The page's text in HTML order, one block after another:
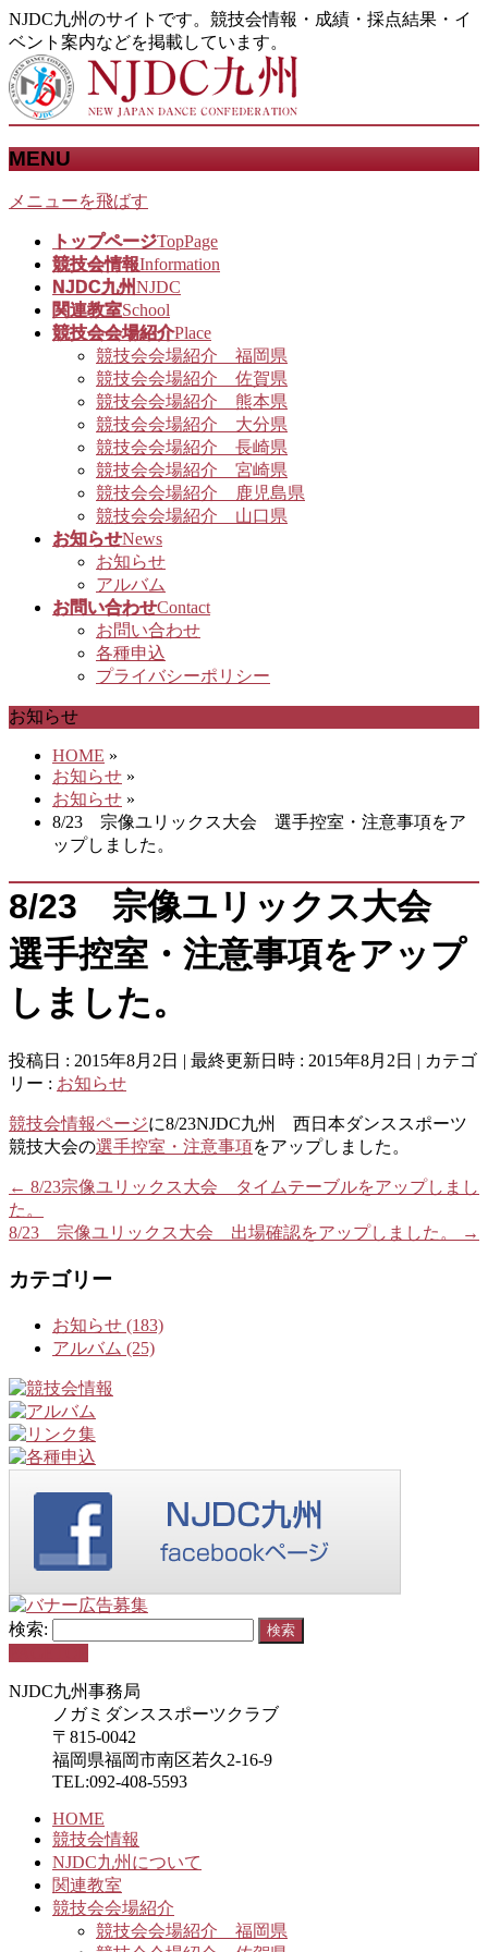
NJDC九州のサイトです。競技会情報・成績・採点結果・イ
ベント案内などを掲載しています。
MENU
メニューを飛ばす
トップページTopPage
競技会情報Information
NJDC九州NJDC
関連教室School
競技会会場紹介Place
競技会会場紹介 福岡県
競技会会場紹介 佐賀県
競技会会場紹介 熊本県
競技会会場紹介 大分県
競技会会場紹介 長崎県
競技会会場紹介 宮崎県
競技会会場紹介 鹿児島県
競技会会場紹介 山口県
お知らせNews
お知らせ
アルバム
お問い合わせContact
お問い合わせ
各種申込
プライバシーポリシー
お知らせ
HOME »
お知らせ »
お知らせ »
8/23 宗像ユリックス大会 選手控室・注意事項をア
ップしました。
8/23 宗像ユリックス大会
選手控室・注意事項をアップ
しました。
投稿日 : 2015年8月2日 最終更新日時 : 2015年8月2日
カテゴ
リー : お知らせ
競技会情報ページに8/23NJDC九州 西日本ダンススポーツ
競技大会の選手控室・注意事項をアップしました。
← 8/23宗像ユリックス大会 タイムテーブルをアップしまし
た。
8/23 宗像ユリックス大会 出場確認をアップしました。
→
カテゴリー
お知らせ (183)
アルバム (25)
検索:
NJDC九州事務局
ノガミダンススポーツクラブ
〒815-0042
福岡県福岡市南区若久2-16-9
TEL:092-408-5593
HOME
競技会情報
NJDC九州について
関連教室
競技会会場紹介
競技会会場紹介 福岡県